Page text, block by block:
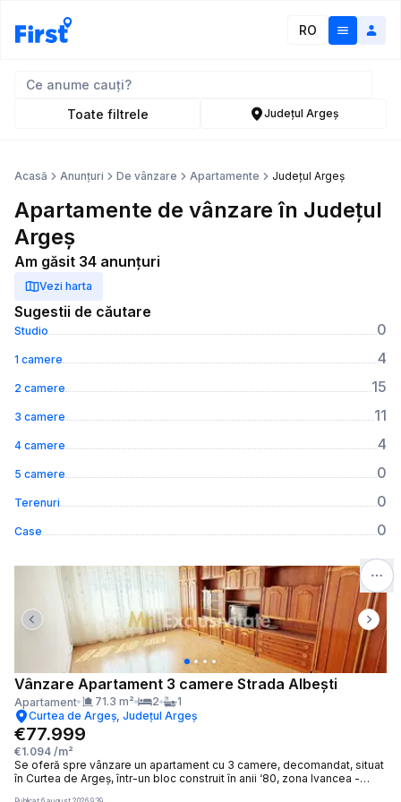
RO
Toate filtrele Județul Argeș
Acasă Anunțuri De vânzare Apartamente Județul Argeș
Apartamente de vânzare în Județul
Argeș
Am găsit 34 anunțuri
Vezi harta
Sugestii de căutare
Studio 0
1 camere 4
2 camere 15
3 camere 11
4 camere 4
5 camere 0
Terenuri 0
Case 0
Previous slide Next
Vânzare Apartament 3 camere Strada Albești
Apartament 71.3 m² 2
1
Curtea de Argeș, Județul Argeș
€77.999
€1.094 /m²
Se oferă spre vânzare un apartament cu 3 camere, decomandat, situat
în Curtea de Argeș, într-un bloc construit în anii ‘80, zona Ivancea -